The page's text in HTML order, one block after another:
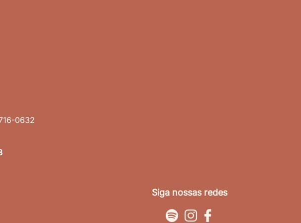
0632
Siga nossas redes
  